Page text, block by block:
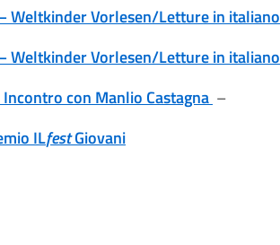
Weltkinder Vorlesen/Letture in italiano
Weltkinder Vorlesen/Letture in italiano
Incontro con Manlio Castagna –
ILfestGiovani